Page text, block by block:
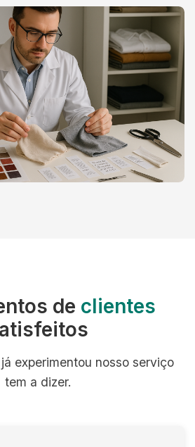
de clientes
experimentou nosso serviço
tem a dizer.